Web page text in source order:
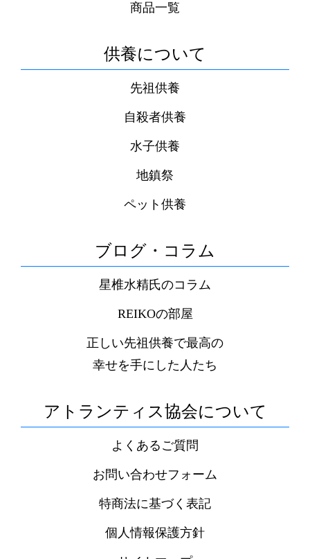
商品一覧
供養について
先祖供養
自殺者供養
水子供養
地鎮祭
ペット供養
ブログ・コラム
星椎水精氏のコラム
REIKOの部屋
正しい先祖供養で最高の
幸せを手にした人たち
アトランティス協会について
よくあるご質問
お問い合わせフォーム
特商法に基づく表記
個人情報保護方針